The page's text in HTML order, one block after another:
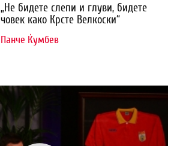
„Не бидете слепи и глуви, бидете
човек како Крсте Велкоски“
Панче Ќумбев